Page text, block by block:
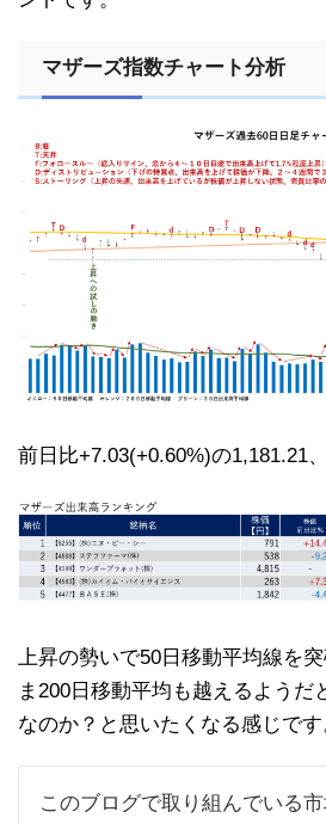
マザーズ指数チャート分析
前日比+7.03(+0.60%)の1,181.21
上昇の勢いで50日移動平均線を
ま200日移動平均も越えるようだ
なのか？と思いたくなる感じです
このブログで取り組んでいる市